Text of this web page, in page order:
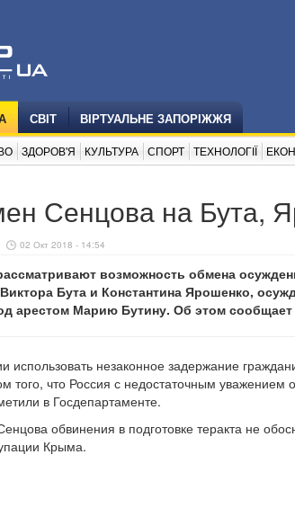
СВІТ ВІРТУАЛЬНЕ ЗАПОРІЖЖЯ
ЗДОРОВ'Я КУЛЬТУРА СПОРТ ТЕХНОЛОГІЇ
Сенцова на Бута,
02 Окт 2018 - 14:54
возможность обмена
Бута и Константина Ярошенко,
арестом Марию Бутину. Об этом сообщает
незаконное задержание
что Россия с недостаточным уважением
в Госдепартаменте.
обвинения в подготовке теракта не
Крыма.